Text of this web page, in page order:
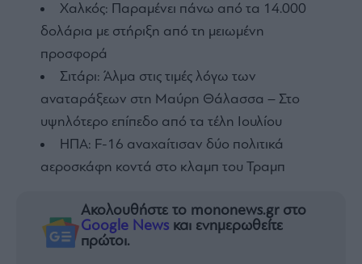
Χαλκός: Παραμένει πάνω από τα 14.000
δολάρια με στήριξη από τη μειωμένη
προσφορά
Σιτάρι: Άλμα στις τιμές λόγω των
αναταράξεων στη Μαύρη Θάλασσα – Στο
υψηλότερο επίπεδο από τα τέλη Ιουλίου
ΗΠΑ: F-16 αναχαίτισαν δύο πολιτικά
αεροσκάφη κοντά στο κλαμπ του Τραμπ
Ακολουθήστε το mononews.gr στο
Google News και ενημερωθείτε
πρώτοι.